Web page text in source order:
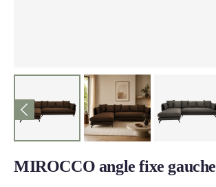
MIROCCO angle fixe gauche